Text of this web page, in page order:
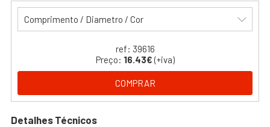
Comprimento / Diametro / Cor
ref: 39616
Preço: 16.43€ (+iva)
COMPRAR
Detalhes Técnicos